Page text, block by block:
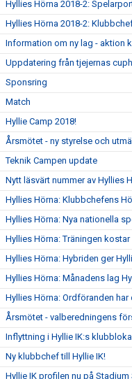
Hyllies Hörna 2018-2:
Hyllies Hörna 2018-2:
Information om ny lag - aktion
Uppdatering från tjejernas
Sponsring
Match
Hyllie Camp 2018!
Årsmötet - ny styrelse och
Teknik Campen update
Nytt läsvärt nummer av Hyllies
Hyllies Hörna: Klubbchefens
Hyllies Hörna: Nya nationella
Hyllies Hörna: Träningen
Hyllies Hörna: Hybriden ger
Hyllies Hörna: Månadens lag
Hyllies Hörna: Ordföranden har
Årsmötet - valberedningens
Inflyttning i Hyllie IK:s
Ny klubbchef till Hyllie IK!
Hyllie IK profilen nu på Stadium